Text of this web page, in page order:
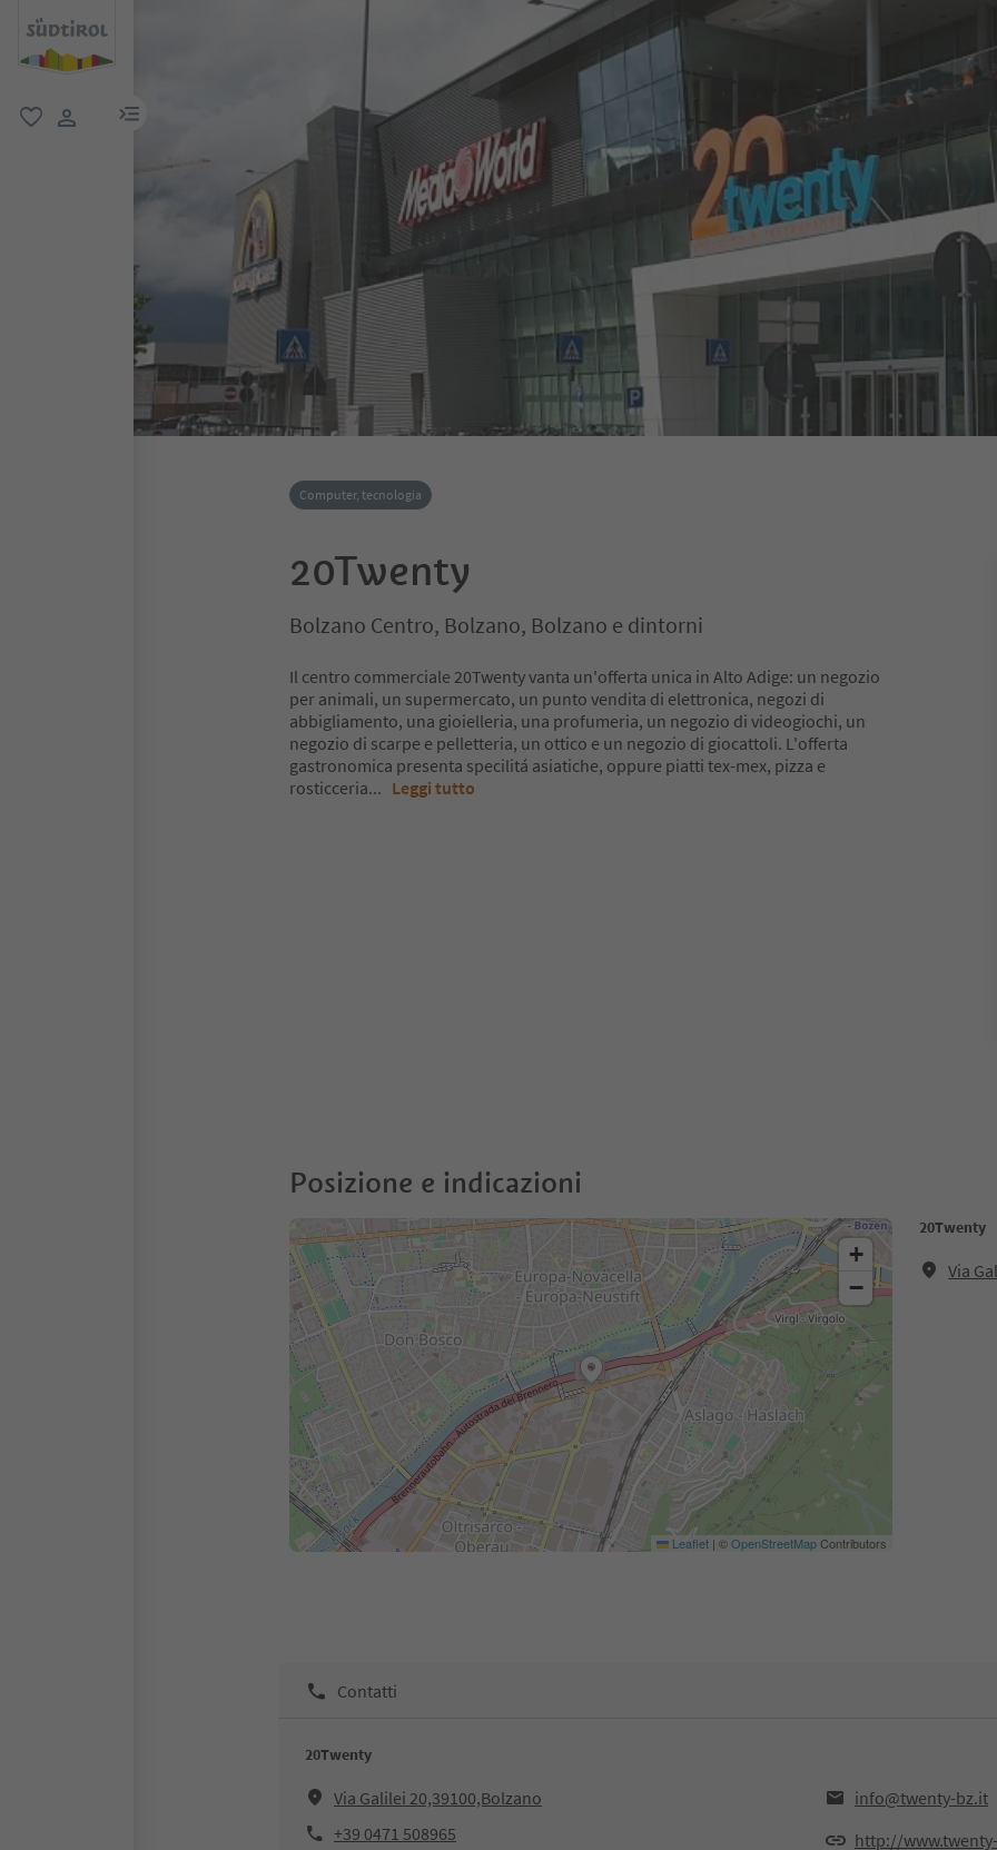
menu link
Computer, tecnologia
20Twenty
Bolzano Centro, Bolzano, Bolzano e dintorni
Il centro commerciale 20Twenty vanta un'offerta unica in Alto Adige: un negozio
per animali, un supermercato, un punto vendita di elettronica, negozi di
abbigliamento, una gioielleria, una profumeria, un negozio di videogiochi, un
negozio di scarpe e pelletteria, un ottico e un negozio di giocattoli. L'offerta
gastronomica presenta specilitá asiatiche, oppure piatti tex-mex, pizza e
rosticceria... Leggi tutto
Posizione e indicazioni
20Twenty
Via
+
−
Leaflet | ©OpenStreetMapContributors
Contatti
20Twenty
Via Galilei 20,39100,Bolzano
info@twenty-bz.it
+39 0471 508965
http://